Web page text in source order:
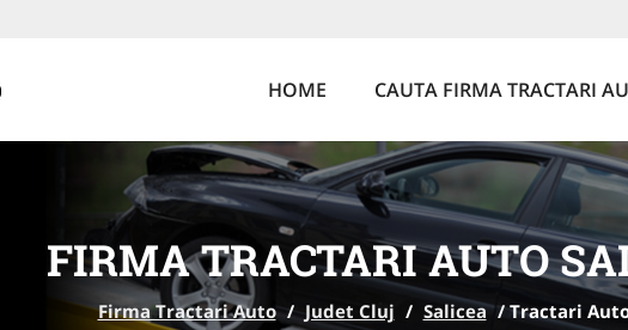
HOME CAUTA FIRMA TRACTARI
FIRMA TRACTARI AUTO
Firma Tractari Auto / Judet Cluj / Salicea /Tractari